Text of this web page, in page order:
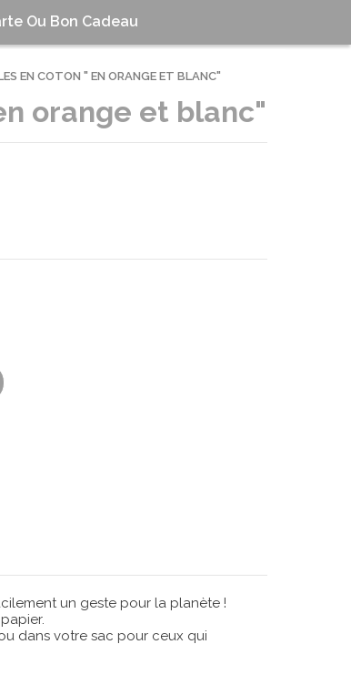
Ou Bon Cadeau
EN COTON " EN ORANGE ET BLANC"
orange et blanc"
un geste pour la planète !
dans votre sac pour ceux qui